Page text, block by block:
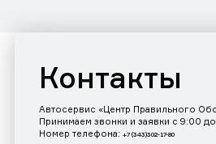
Контакты
Автосервис «Центр Правильного
Принимаем звонки и заявки с 9:00
Номер телефона: +7 (343)302-17-80